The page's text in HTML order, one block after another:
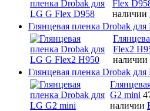
Flex
наличии
Глянцевая пленка Drobak
Flex2
наличии
Глянцевая пленка Drobak
G2 mini
наличии